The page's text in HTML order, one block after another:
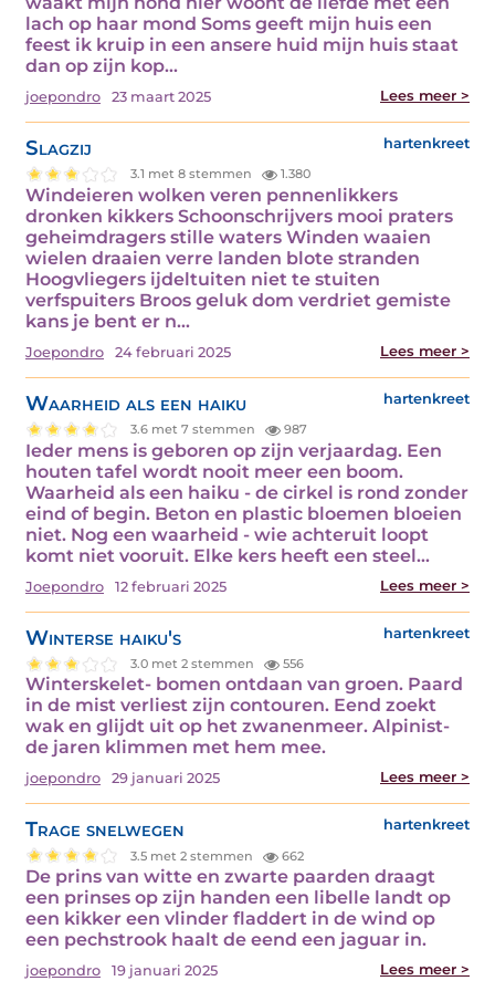
lach op haar mond Soms geeft mijn huis een
feest ik kruip in een ansere huid mijn huis staat
dan op zijn kop...
joepondro 23 maart 2025 Lees meer >
Slagzij hartenkreet
3.1 met 8 stemmen 1.380
Windeieren wolken veren pennenlikkers
dronken kikkers Schoonschrijvers mooi praters
geheimdragers stille waters Winden waaien
wielen draaien verre landen blote stranden
Hoogvliegers ijdeltuiten niet te stuiten
verfspuiters Broos geluk dom verdriet gemiste
kans je bent er n...
Joepondro 24 februari 2025 Lees meer >
Waarheid als een haiku hartenkreet
3.6 met 7 stemmen 987
Ieder mens is geboren op zijn verjaardag. Een
houten tafel wordt nooit meer een boom.
Waarheid als een haiku - de cirkel is rond zonder
eind of begin. Beton en plastic bloemen bloeien
niet. Nog een waarheid - wie achteruit loopt
komt niet vooruit. Elke kers heeft een steel...
Joepondro 12 februari 2025 Lees meer >
Winterse haiku's hartenkreet
3.0 met 2 stemmen 556
Winterskelet- bomen ontdaan van groen. Paard
in de mist verliest zijn contouren. Eend zoekt
wak en glijdt uit op het zwanenmeer. Alpinist-
de jaren klimmen met hem mee.
joepondro 29 januari 2025 Lees meer >
Trage snelwegen hartenkreet
3.5 met 2 stemmen 662
De prins van witte en zwarte paarden draagt
een prinses op zijn handen een libelle landt op
een kikker een vlinder fladdert in de wind op
een pechstrook haalt de eend een jaguar in.
joepondro 19 januari 2025 Lees meer >